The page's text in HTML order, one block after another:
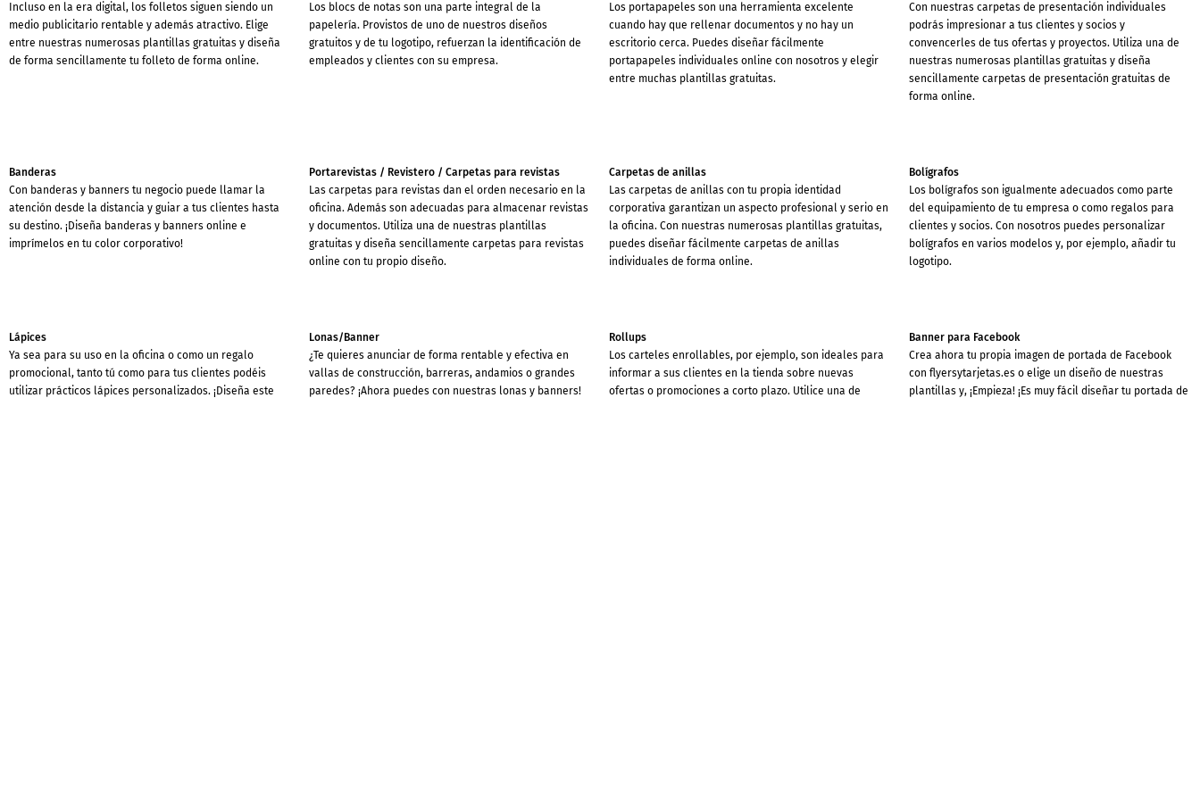
Incluso en la era digital, los folletos siguen siendo un
medio publicitario rentable y además atractivo. Elige
entre nuestras numerosas plantillas gratuitas y diseña
de forma sencillamente tu folleto de forma online.
Los blocs de notas son una parte integral de la
papelería. Provistos de uno de nuestros diseños
gratuitos y de tu logotipo, refuerzan la identificación de
empleados y clientes con su empresa.
Los portapapeles son una herramienta excelente
cuando hay que rellenar documentos y no hay un
escritorio cerca. Puedes diseñar fácilmente
portapapeles individuales online con nosotros y elegir
entre muchas plantillas gratuitas.
Con nuestras carpetas de presentación individuales
podrás impresionar a tus clientes y socios y
convencerles de tus ofertas y proyectos. Utiliza una de
nuestras numerosas plantillas gratuitas y diseña
sencillamente carpetas de presentación gratuitas de
forma online.
Banderas
Con banderas y banners tu negocio puede llamar la
atención desde la distancia y guiar a tus clientes hasta
su destino. ¡Diseña banderas y banners online e
imprímelos en tu color corporativo!
Portarevistas / Revistero / Carpetas para revistas
Las carpetas para revistas dan el orden necesario en la
oficina. Además son adecuadas para almacenar revistas
y documentos. Utiliza una de nuestras plantillas
gratuitas y diseña sencillamente carpetas para revistas
online con tu propio diseño.
Carpetas de anillas
Las carpetas de anillas con tu propia identidad
corporativa garantizan un aspecto profesional y serio en
la oficina. Con nuestras numerosas plantillas gratuitas,
puedes diseñar fácilmente carpetas de anillas
individuales de forma online.
Bolígrafos
Los bolígrafos son igualmente adecuados como parte
del equipamiento de tu empresa o como regalos para
clientes y socios. Con nosotros puedes personalizar
bolígrafos en varios modelos y, por ejemplo, añadir tu
logotipo.
Lápices
Ya sea para su uso en la oficina o como un regalo
promocional, tanto tú como para tus clientes podéis
utilizar prácticos lápices personalizados. ¡Diseña este
Lonas/Banner
¿Te quieres anunciar de forma rentable y efectiva en
vallas de construcción, barreras, andamios o grandes
paredes? ¡Ahora puedes con nuestras lonas y banners!
Rollups
Los carteles enrollables, por ejemplo, son ideales para
informar a sus clientes en la tienda sobre nuevas
ofertas o promociones a corto plazo. Utilice una de
Banner para Facebook
Crea ahora tu propia imagen de portada de Facebook
con flyersytarjetas.es o elige un diseño de nuestras
plantillas y, ¡Empieza! ¡Es muy fácil diseñar tu portada de